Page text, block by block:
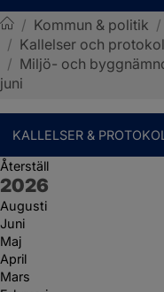
Sotenäs kommun
/ Kommun & politik /
/ Kallelser och
/ Miljö- och
juni
KALLELSER &
Återställ
År:
2026
Augusti
Juni
Maj
April
Mars